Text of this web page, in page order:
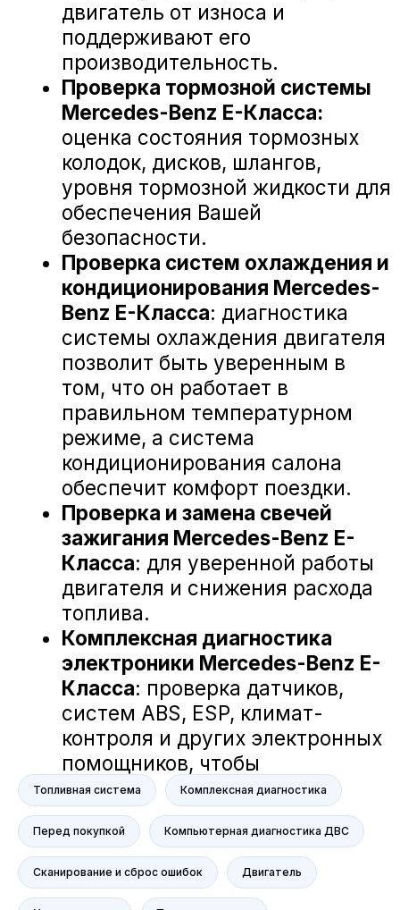
Топливная система Комплексная диагностика
Перед покупкой Компьютерная диагностика ДВС
Сканирование и сброс ошибок Двигатель
Mercedes-Benz
Porsche
Volkswagen
NORDCROSS (Lynk&Co)
Сервис
Сервис Nissan
Сервис Mercedes-Benz
Сервис BMW
«А-ДРАЙВ» ОФИЦИАЛЬНЫЙ ДИЛЕР
Сервис Porsche
Сервис Voyah
Сервис AITO SERES
Сервис Volkswagen
Voyah
M-Hero
AITO SERES
Nissan
Haval
Evolute